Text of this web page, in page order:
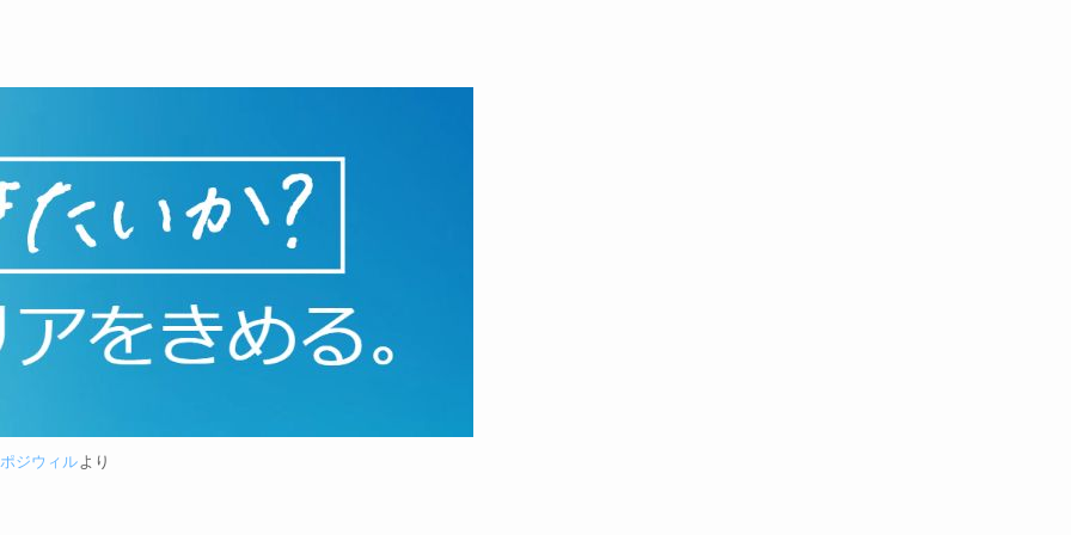
ポジウィルより